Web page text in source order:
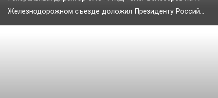
Железнодорожном съезде доложил Президенту Россий...